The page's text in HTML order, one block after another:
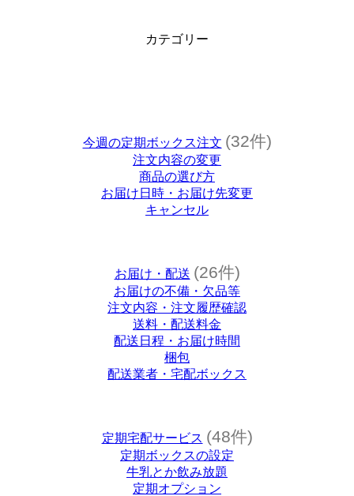
カテゴリー
今週の定期ボックス注文 (32件)
注文内容の変更
商品の選び方
お届け日時・お届け先変更
キャンセル
お届け・配送 (26件)
お届けの不備・欠品等
注文内容・注文履歴確認
送料・配送料金
配送日程・お届け時間
梱包
配送業者・宅配ボックス
定期宅配サービス (48件)
定期ボックスの設定
牛乳とか飲み放題
定期オプション